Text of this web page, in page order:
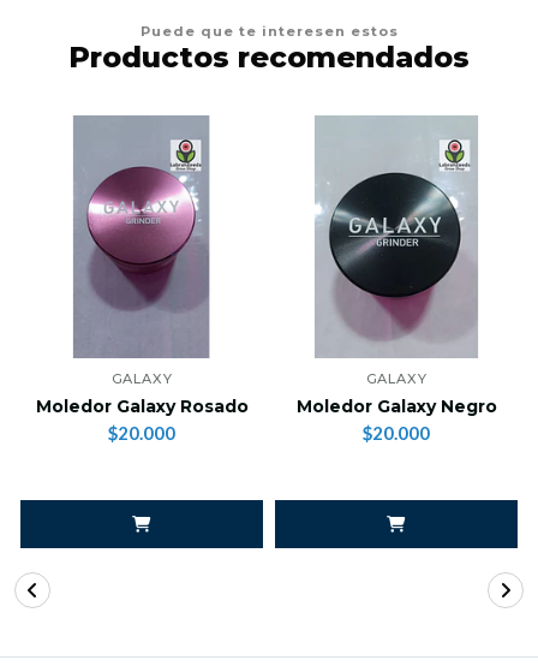
Puede que te interesen estos
Productos recomendados
GALAXY
Moledor Galaxy Rosado
$20.000
GALAXY
Moledor Galaxy Negro
$20.000